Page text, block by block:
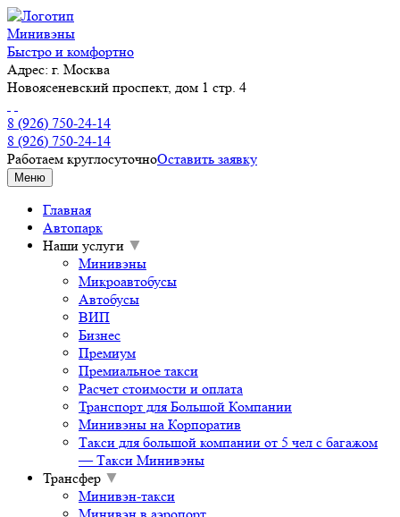
Минивэны
Быстро и комфортно
Адрес: г. Москва
Новоясеневский проспект, дом 1 стр. 4
8 (926) 750-24-14
8 (926) 750-24-14
Работаем круглосуточноОставить заявку
Меню
Главная
Автопарк
Наши услуги ▼
Минивэны
Микроавтобусы
Автобусы
ВИП
Бизнес
Премиум
Премиальное такси
Расчет стоимости и оплата
Транспорт для Большой Компании
Минивэны на Корпоратив
Такси для большой компании от 5 чел с багажом
— Такси Минивэны
Трансфер ▼
Минивэн-такси